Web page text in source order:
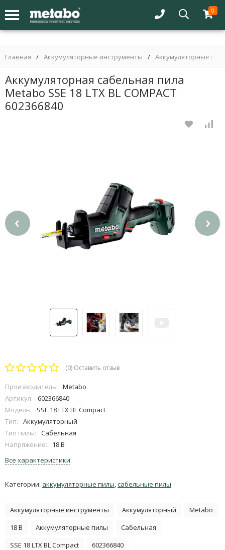
0
Главная / Аккумуляторные инструменты / Аккумуляторные
Аккумуляторная сабельная пила
Metabo SSE 18 LTX BL COMPACT
602366840
‹ ›
(0) Оставить отзыв
Производитель:
Metabo
Артикул:
602366840
Модель:
SSE 18 LTX BL Compact
Тип:
Аккумуляторный
Тип пилы:
Сабельная
Напряжение:
18 В
Все характеристики
Категории: аккумуляторные пилы,сабельные пилы
Аккумуляторные инструменты Аккумуляторный
Metabo
18 В
Аккумуляторные пилы
Сабельная
SSE 18 LTX BL Compact
602366840